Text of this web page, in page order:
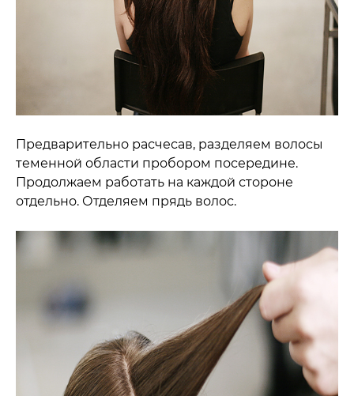
Предварительно расчесав, разделяем волосы
теменной области пробором посередине.
Продолжаем работать на каждой стороне
отдельно. Отделяем прядь волос.